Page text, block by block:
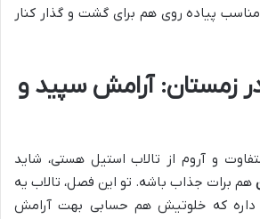
پیاده روی هم برای گشت و گذار کنار
زمستان: آرامش سپید و
و آروم از تالاب استیل هستی، شاید
هم برات جذاب باشه. تو این فصل، تالاب یه
داره که خلوتیش هم حسابی بهت آرامش